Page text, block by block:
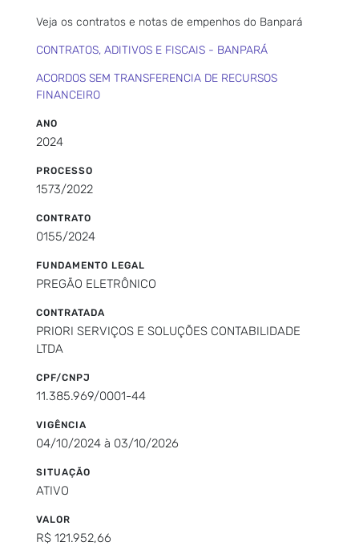
Veja os contratos e notas de empenhos do Banpará
CONTRATOS, ADITIVOS E FISCAIS - BANPARÁ
ACORDOS SEM TRANSFERENCIA DE RECURSOS
FINANCEIRO
ANO
2024
PROCESSO
1573/2022
CONTRATO
0155/2024
FUNDAMENTO LEGAL
PREGÃO ELETRÔNICO
CONTRATADA
PRIORI SERVIÇOS E SOLUÇÕES CONTABILIDADE
LTDA
CPF/CNPJ
11.385.969/0001-44
VIGÊNCIA
04/10/2024 à 03/10/2026
SITUAÇÃO
ATIVO
VALOR
R$ 121.952,66